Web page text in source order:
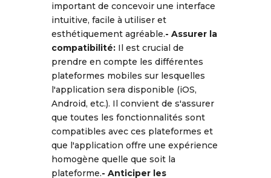
important de concevoir une interface
intuitive, facile à utiliser et
esthétiquement agréable.- Assurer la
compatibilité: Il est crucial de
prendre en compte les différentes
plateformes mobiles sur lesquelles
l'application sera disponible (iOS,
Android, etc.). Il convient de s'assurer
que toutes les fonctionnalités sont
compatibles avec ces plateformes et
que l'application offre une expérience
homogène quelle que soit la
plateforme.- Anticiper les